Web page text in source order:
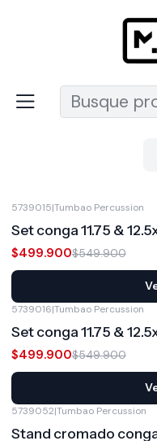
Recuerda que
Inicio
5739015|Tumbao Percussion
Set conga 11.75 &
$499.900$549.900
5739016|Tumbao Percussion
Set conga 11.75 &
$499.900$549.900
5739052|Tumbao Percussion
Stand cromado